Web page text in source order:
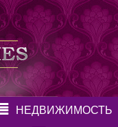
НЕДВИЖИМОСТЬ